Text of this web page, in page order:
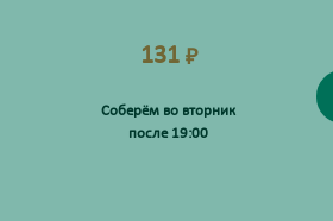
131 ₽
Соберём во вторник
после 19:00